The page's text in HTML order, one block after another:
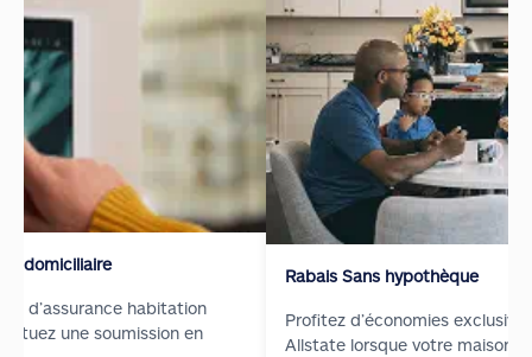
domiciliaire
d’assurance habitation
une soumission en
Rabais Sans hypothèque
Profitez d’économies
Allstate lorsque votre maison